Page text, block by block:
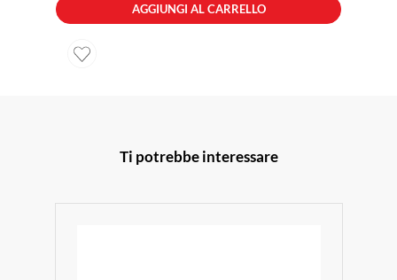
AGGIUNGI AL CARRELLO
Ti potrebbe interessare